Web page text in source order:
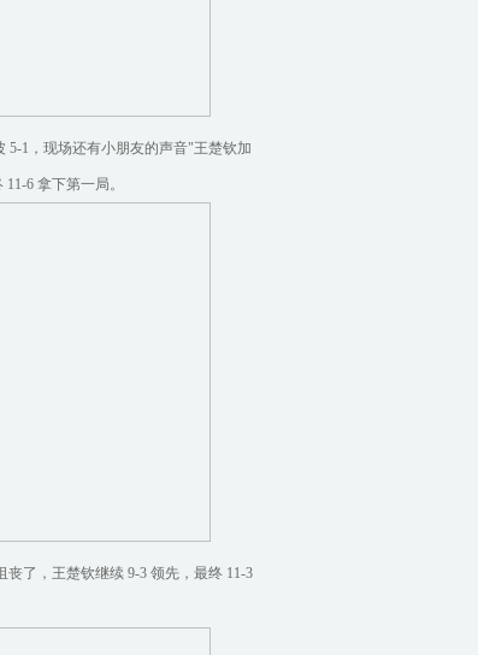
5-1，现场还有小朋友的声音"王楚钦加
6 拿下第一局。
了，王楚钦继续 9-3 领先，最终 11-3